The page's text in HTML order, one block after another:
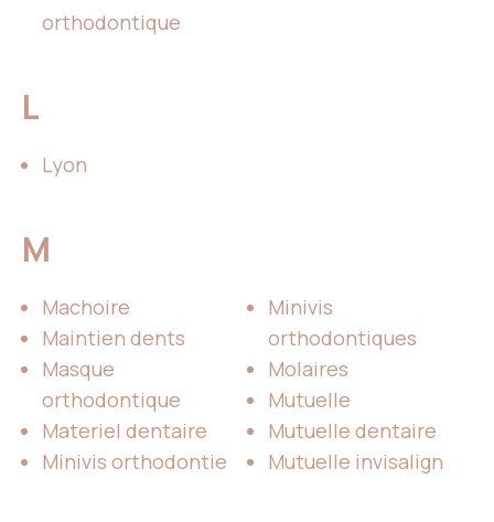
orthodontique
L
Lyon
M
Machoire
Maintien dents
Masque
orthodontique
Materiel dentaire
Minivis orthodontie
Minivis
orthodontiques
Molaires
Mutuelle
Mutuelle dentaire
Mutuelle invisalign